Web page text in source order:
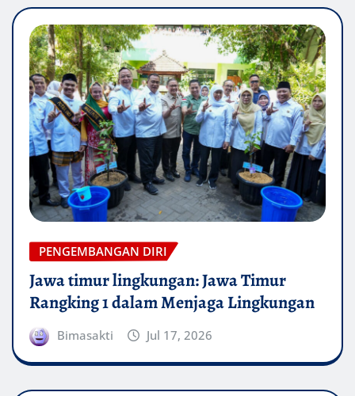
PENGEMBANGAN DIRI
Jawa timur lingkungan: Jawa Timur
Rangking 1 dalam Menjaga Lingkungan
Bimasakti Jul 17, 2026